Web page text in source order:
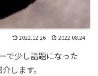
2022.12.26 2022.08.24
で少し話題になった
します。